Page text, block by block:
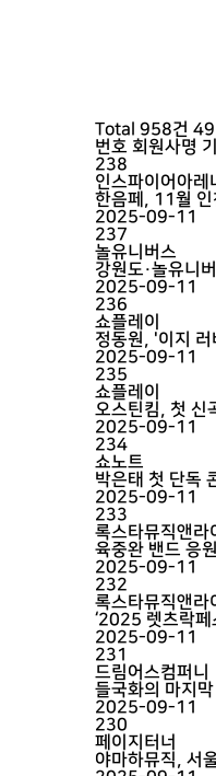
Total 958건 49
번호 회원사명
238
인스파이어아레
한음페, 11월 인
2025-09-11
237
놀유니버스
강원도·놀유니
2025-09-11
236
쇼플레이
정동원, '이지
2025-09-11
235
쇼플레이
오스틴킴, 첫 신
2025-09-11
234
쇼노트
박은태 첫 단독
2025-09-11
233
록스타뮤직앤라
육중완 밴드 응
2025-09-11
232
록스타뮤직앤라
‘2025 렛츠락
2025-09-11
231
드림어스컴퍼니
들국화의 마지
2025-09-11
230
페이지터너
야마하뮤직, 서